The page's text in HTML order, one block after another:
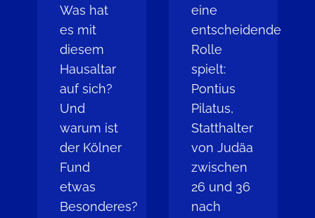
Was hat
es mit
diesem
Hausaltar
auf sich?
Und
warum ist
der Kölner
Fund
etwas
Besonderes?
eine
entscheidende
Rolle
spielt:
Pontius
Pilatus,
Statthalter
von Judäa
zwischen
26 und 36
nach